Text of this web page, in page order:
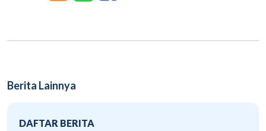
Berita Lainnya
DAFTAR BERITA